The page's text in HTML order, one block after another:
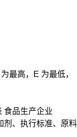
为最高， E 为最低，
食品生产企业
剂 、 执行标准、 原料